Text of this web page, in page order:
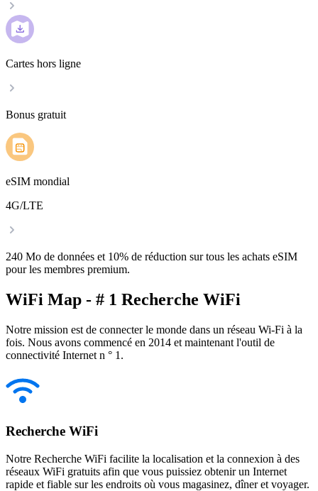
Cartes hors ligne
Bonus gratuit
eSIM mondial
4G/LTE
240 Mo de données et 10% de réduction sur tous les achats eSIM
pour les membres premium.
WiFi Map - # 1 Recherche WiFi
Notre mission est de connecter le monde dans un réseau Wi-Fi à la
fois. Nous avons commencé en 2014 et maintenant l'outil de
connectivité Internet n ° 1.
Recherche WiFi
Notre Recherche WiFi facilite la localisation et la connexion à des
réseaux WiFi gratuits afin que vous puissiez obtenir un Internet
rapide et fiable sur les endroits où vous magasinez, dîner et voyager.